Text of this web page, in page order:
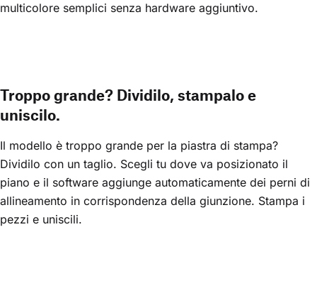
multicolore semplici senza hardware aggiuntivo.
Troppo grande? Dividilo, stampalo e
uniscilo.
Il modello è troppo grande per la piastra di stampa?
Dividilo con un taglio. Scegli tu dove va posizionato il
piano e il software aggiunge automaticamente dei perni di
allineamento in corrispondenza della giunzione. Stampa i
pezzi e uniscili.